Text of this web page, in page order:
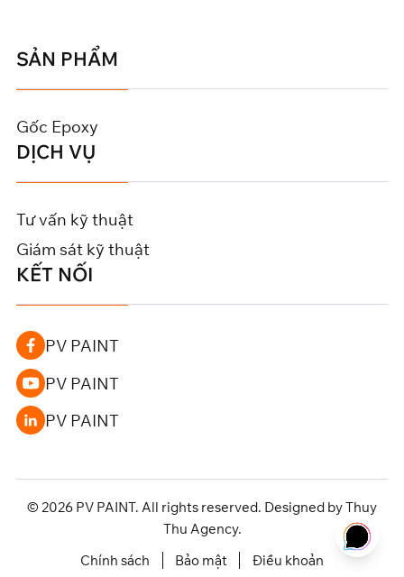
SẢN PHẨM
Gốc Epoxy
DỊCH VỤ
Tư vấn kỹ thuật
Giám sát kỹ thuật
KẾT NỐI
PV PAINT
PV PAINT
PV PAINT
© 2026 PV PAINT. All rights reserved. Designed by Thuy
Thu Agency.
Chính sách
Bảo mật Điều khoản